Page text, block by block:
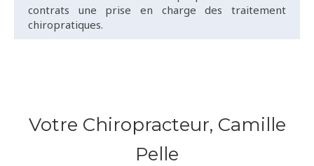
contrats une prise en charge des traitement
chiropratiques.
Votre Chiropracteur, Camille
Pelle